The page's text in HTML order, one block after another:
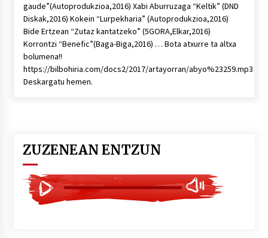
gaude”(Autoprodukzioa,2016) Xabi Aburruzaga “Keltik” (DND
Diskak,2016) Kokein “Lurpekharia” (Autoprodukzioa,2016)
Bide Ertzean “Zutaz kantatzeko” (5GORA,Elkar,2016)
Korrontzi “Benefic”(Baga-Biga,2016) … Bota atxurre ta altxa
bolumena!!
https://bilbohiria.com/docs2/2017/artayorran/abyo%23259.mp3
Deskargatu hemen.
ZUZENEAN ENTZUN